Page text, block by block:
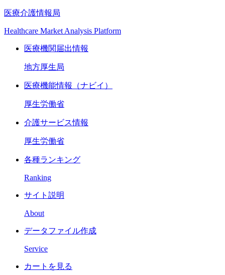
医療介護情報局
Healthcare Market Analysis Platform
医療機関届出情報
地方厚生局
医療機能情報（ナビイ）
厚生労働省
介護サービス情報
厚生労働省
各種ランキング
Ranking
サイト説明
About
データファイル作成
Service
カートを見る